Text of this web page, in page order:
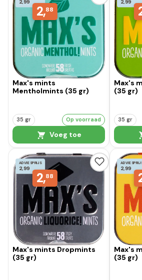
2,88
Max's mints
Mentholmints (35 gr)
35 gr Op voorraad
Voeg toe
Max's
(35 gr)
35 gr
ADVIESPRIJS
2,99
2,88
Max's mints Dropmints
(35 gr)
2,99
Max's
(35 gr)